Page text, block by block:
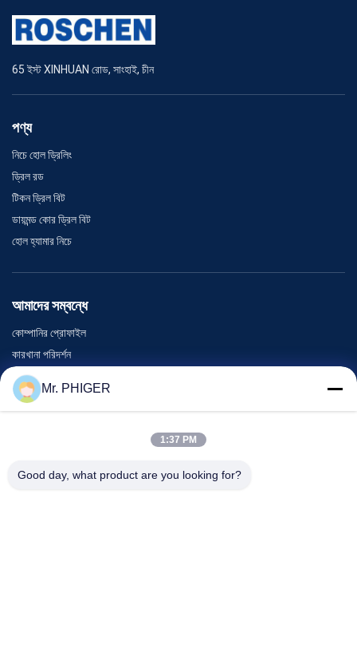
65 ইস্ট XINHUAN রোড, সাংহাই, চীন
পণ্য
নিচে হোল ড্রিলিং
ড্রিল রড
টিকন ড্রিল বিট
ডায়মন্ড কোর ড্রিল বিট
হোল হ্যামার নিচে
আমাদের সম্বন্ধে
কোম্পানির প্রোফাইল
কারখানা পরিদর্শন
গুণমান নিয়ন্ত্রণ
সাইট ম্যাপ
ঘটনা
Mr. PHIGER
1:37 PM
Good day, what product are you looking for?